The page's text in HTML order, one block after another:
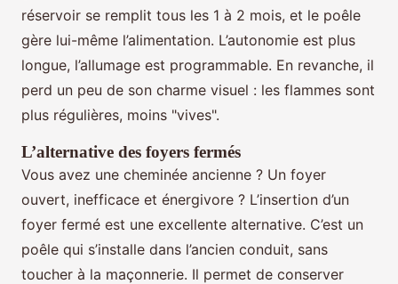
réservoir se remplit tous les 1 à 2 mois, et le poêle
gère lui-même l’alimentation. L’autonomie est plus
longue, l’allumage est programmable. En revanche, il
perd un peu de son charme visuel : les flammes sont
plus régulières, moins "vives".
L’alternative des foyers fermés
Vous avez une cheminée ancienne ? Un foyer
ouvert, inefficace et énergivore ? L’insertion d’un
foyer fermé est une excellente alternative. C’est un
poêle qui s’installe dans l’ancien conduit, sans
toucher à la maçonnerie. Il permet de conserver